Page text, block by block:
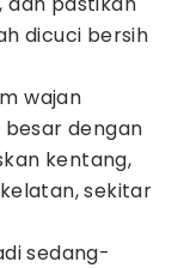
dicuci bersih
wajan
dengan
kentang,
sekitar
sedang-